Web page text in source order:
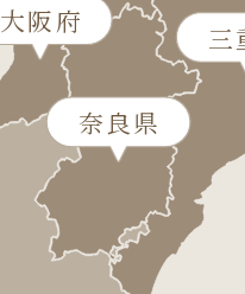
三
大阪府
奈良県